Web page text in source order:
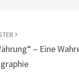
– Eine